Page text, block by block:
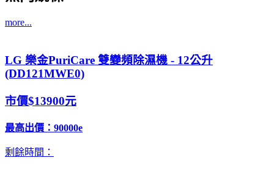
more...
LG 樂金PuriCare 雙變頻除濕機 - 12公升
(DD121MWE0)
市價$13900元
最高出價： 90000e
剩餘時間：